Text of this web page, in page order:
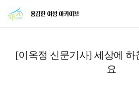
[이옥정 신문기사] 세상에 하
요